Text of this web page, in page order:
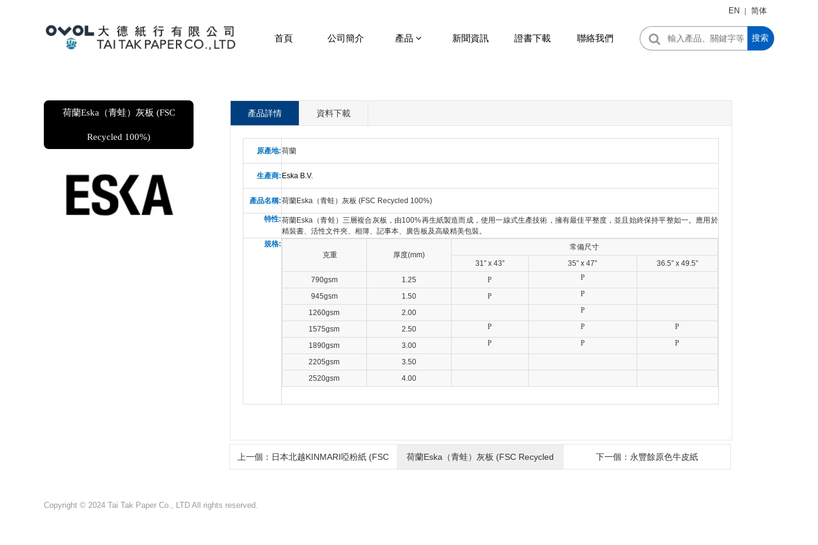
EN 简体
首頁 公司簡介 產品 新聞資訊 證書下載 聯絡我們 搜索
產品詳情 資料下載
原產地:荷蘭
生產商: Eska B.V.
產品名稱:荷蘭Eska（青蛙）灰板 (FSC Recycled 100%)
特性:荷蘭Eska（青蛙）三層複合灰板 ，由100%再生紙製造而成，使用一線式生產技術，擁有最佳平整度，並且始終保持平整如一。應用於
精裝書、活性文件夾、相簿、記事本、廣告板及高級精美包裝。
規格:
克重
厚度(mm)
常備尺寸
31”x 43” 35” x 47” 36.5”x 49.5”
790gsm
1.25 P P
945gsm 1.50 P P
1260gsm 2.00 P
1575gsm 2.50 P P P
1890gsm 3.00 P P P
2205gsm
3.50
2520gsm
4.00
荷蘭Eska（青蛙）灰板 (FSC
Recycled 100%)
上一個：日本北越KINMARI啞粉紙 (FSC 荷蘭Eska（青蛙）灰板 (FSC Recycled 下一個：永豐餘原色牛皮紙
Copyright © 2024 Tai Tak Paper Co., LTD All rights reserved.